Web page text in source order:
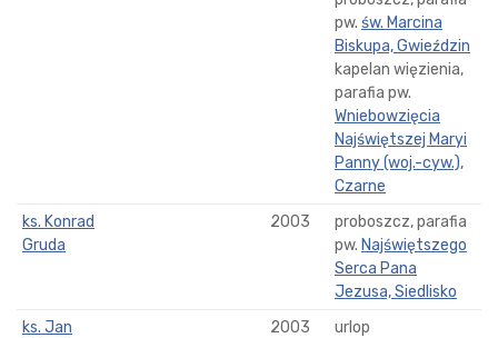
pw. św. Marcina
Biskupa, Gwieździn
kapelan więzienia,
parafia pw.
Wniebowzięcia
Najświętszej Maryi
Panny (woj.-cyw.),
Czarne
ks. Konrad
Gruda
2003
proboszcz, parafia
pw. Najświętszego
Serca Pana
Jezusa, Siedlisko
ks. Jan
2003 urlop